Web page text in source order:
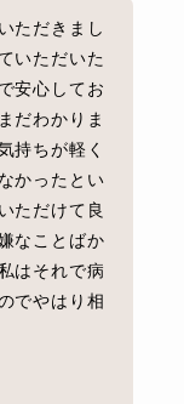
ただきまし
いただいた
安心してお
だわかりま
持ちが軽く
かったとい
ただけて良
なことばか
はそれで病
でやはり相